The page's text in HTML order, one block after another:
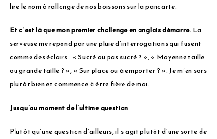
lire le nom à rallonge de nos boissons sur la pancarte.
Et c’est là que mon premier challenge en anglais démarre. La
serveuse me répond par une pluie d’interrogations qui fusent
comme des éclairs : « Sucré ou pas sucré ? », « Moyenne taille
ou grande taille ? », « Sur place ou à emporter ? ». Je m’en sors
plutôt bien et commence à être fière de moi.
Jusqu’au moment de l’ultime question.
Plutôt qu’une question d’ailleurs, il s’agit plutôt d’une sorte de